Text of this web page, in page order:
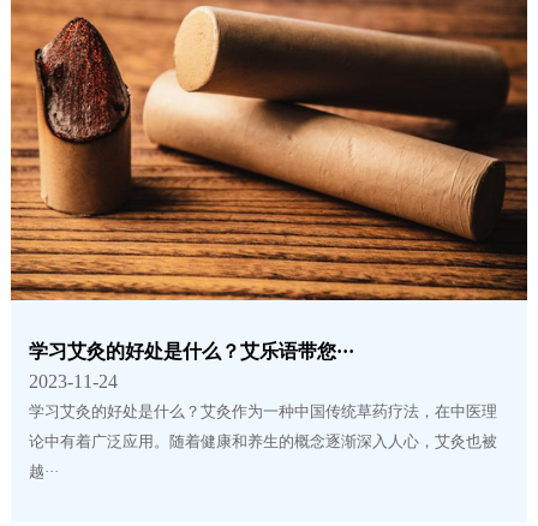
学习艾灸的好处是什么？艾乐语带您···
2023-11-24
学习艾灸的好处是什么？艾灸作为一种中国传统草药疗法，在中医理
论中有着广泛应用。随着健康和养生的概念逐渐深入人心，艾灸也被
越···